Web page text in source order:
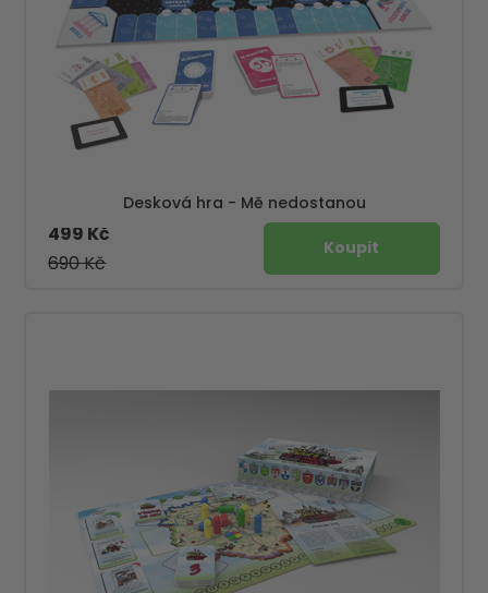
Desková hra - Mě nedostanou
690 Kč
499 Kč